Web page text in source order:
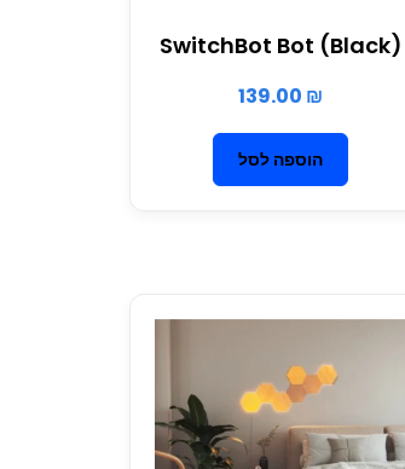
SwitchBot Bot (Black)
139.00 ₪
הוספה לסל